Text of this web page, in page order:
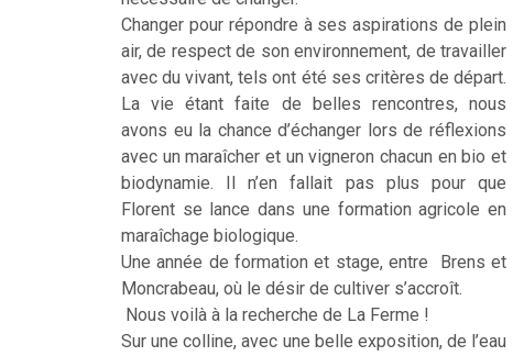
Changer pour répondre à ses aspirations de plein
air, de respect de son environnement, de travailler
avec du vivant, tels ont été ses critères de départ.
La vie étant faite de belles rencontres, nous
avons eu la chance d’échanger lors de réflexions
avec un maraîcher et un vigneron chacun en bio et
biodynamie. Il n’en fallait pas plus pour que
Florent se lance dans une formation agricole en
maraîchage biologique.
Une année de formation et stage, entre Brens et
Moncrabeau, où le désir de cultiver s’accroît.
Nous voilà à la recherche de La Ferme !
Sur une colline, avec une belle exposition, de l’eau